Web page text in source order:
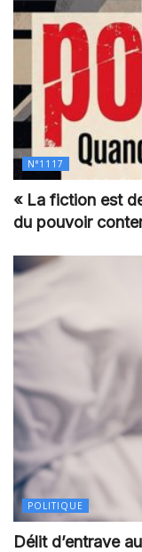
N°1117
« La fiction est
du pouvoir
POLITIQUE
Délit d’entrave